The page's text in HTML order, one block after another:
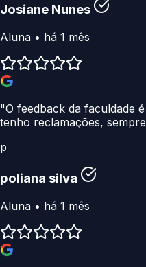
Josiane Nunes
Aluna • há 1 mês
"O feedback da faculdade
tenho reclamações,
p
poliana silva
Aluna • há 1 mês